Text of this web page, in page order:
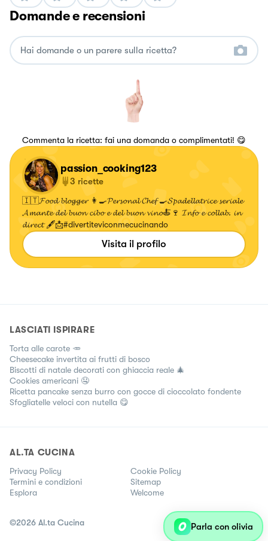
Domande e recensioni
Commenta la ricetta: fai una domanda o complimentati! 😋
passion_cooking123
3 ricette
🇮🇹𝓕𝓸𝓸𝓭 𝓫𝓵𝓸𝓰𝓰𝓮𝓻 👩‍🍳𝓟𝓮𝓻𝓼𝓸𝓷𝓪𝓵 𝓒𝓱𝓮𝓯 🍳𝓢𝓹𝓪𝓭𝓮𝓵𝓵𝓪𝓽𝓻𝓲𝓬𝓮 𝓼𝓮𝓻𝓲𝓪𝓵𝓮
𝓐𝓶𝓪𝓷𝓽𝓮 𝓭𝓮𝓵 𝓫𝓾𝓸𝓷 𝓬𝓲𝓫𝓸 𝓮 𝓭𝓮𝓵 𝓫𝓾𝓸𝓷 𝓿𝓲𝓷𝓸🍝🍷 𝓘𝓷𝓯𝓸 𝓮 𝓬𝓸𝓵𝓵𝓪𝓫. 𝓲𝓷
𝓭𝓲𝓻𝓮𝓬𝓽 🖋️📩#divertiteviconmecucinando
Visita il profilo
LASCIATI ISPIRARE
Torta alle carote 🥕
Cheesecake invertita ai frutti di bosco
Biscotti di natale decorati con ghiaccia reale 🎄
Cookies americani 🤤
Ricetta pancake senza burro con gocce di cioccolato fondente
Sfogliatelle veloci con nutella 😋
AL.TA CUCINA
Privacy Policy
Cookie Policy
Termini e condizioni
Sitemap
Esplora
Welcome
©2026 Al.ta Cucina Parla con olivia